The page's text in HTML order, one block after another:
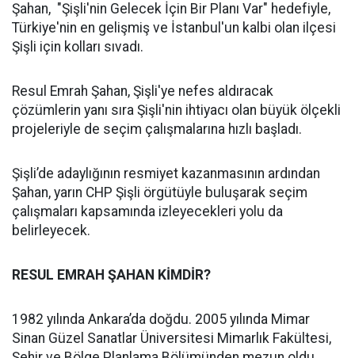
Şahan, "Şişli'nin Gelecek İçin Bir Planı Var" hedefiyle,
Türkiye'nin en gelişmiş ve İstanbul'un kalbi olan ilçesi
Şişli için kolları sıvadı.
Resul Emrah Şahan, Şişli'ye nefes aldıracak
çözümlerin yanı sıra Şişli'nin ihtiyacı olan büyük ölçekli
projeleriyle de seçim çalışmalarına hızlı başladı.
Şişli’de adaylığının resmiyet kazanmasının ardından
Şahan, yarın CHP Şişli örgütüyle buluşarak seçim
çalışmaları kapsamında izleyecekleri yolu da
belirleyecek.
RESUL EMRAH ŞAHAN KİMDİR?
1982 yılında Ankara’da doğdu. 2005 yılında Mimar
Sinan Güzel Sanatlar Üniversitesi Mimarlık Fakültesi,